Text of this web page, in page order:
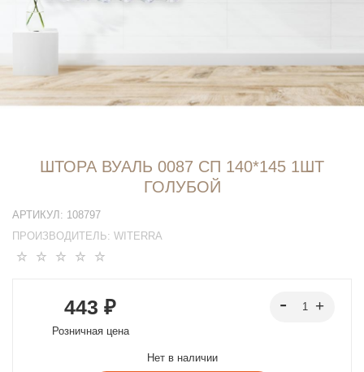
ШТОРА ВУАЛЬ 0087 СП 140*145 1ШТ
ГОЛУБОЙ
АРТИКУЛ: 108797
ПРОИЗВОДИТЕЛЬ: WITERRA
443 ₽
Розничная цена
Нет в наличии